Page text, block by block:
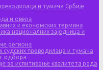
и тумача Србије
и овера
и економских термина
националних заједница и
региона
судских преводилаца и тумача
одбора
за испитивање квалитета рада